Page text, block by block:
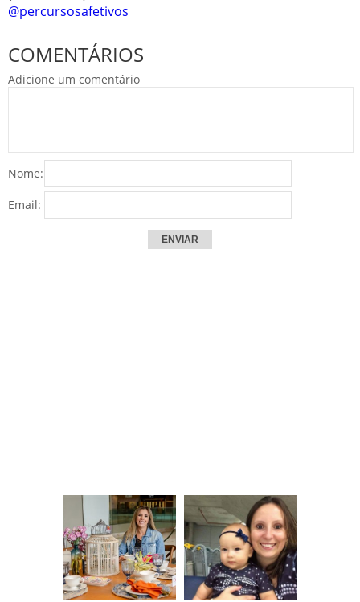
@percursosafetivos
COMENTÁRIOS
Adicione um comentário
Nome:
Email: